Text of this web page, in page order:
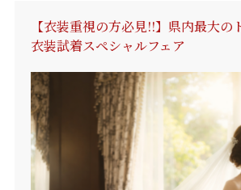
【衣装重視の方必見!!】県内最大の
衣装試着スペシャルフェア